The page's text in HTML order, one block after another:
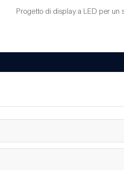
Progetto di display a LED per un